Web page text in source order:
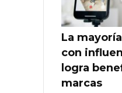
La
con
logra
marcas